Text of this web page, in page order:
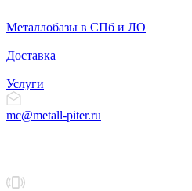
Металлобазы в СПб и ЛО
Доставка
Услуги
mc@metall-piter.ru